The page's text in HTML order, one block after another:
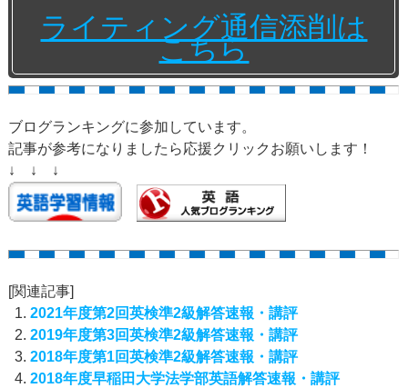
ライティング通信添削は
こちら
ブログランキングに参加しています。
記事が参考になりましたら応援クリックお願いします！
↓ ↓ ↓
[関連記事]
2021年度第2回英検準2級解答速報・講評
2019年度第3回英検準2級解答速報・講評
2018年度第1回英検準2級解答速報・講評
2018年度早稲田大学法学部英語解答速報・講評